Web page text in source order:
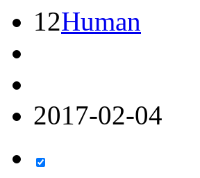
12Human
2017-02-04